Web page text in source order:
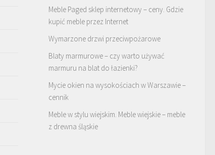
Meble Paged sklep internetowy – ceny. Gdzie
kupić meble przez Internet
Wymarzone drzwi przeciwpożarowe
Blaty marmurowe – czy warto używać
marmuru na blat do łazienki?
Mycie okien na wysokościach w Warszawie –
cennik
Meble w stylu wiejskim. Meble wiejskie – meble
z drewna śląskie